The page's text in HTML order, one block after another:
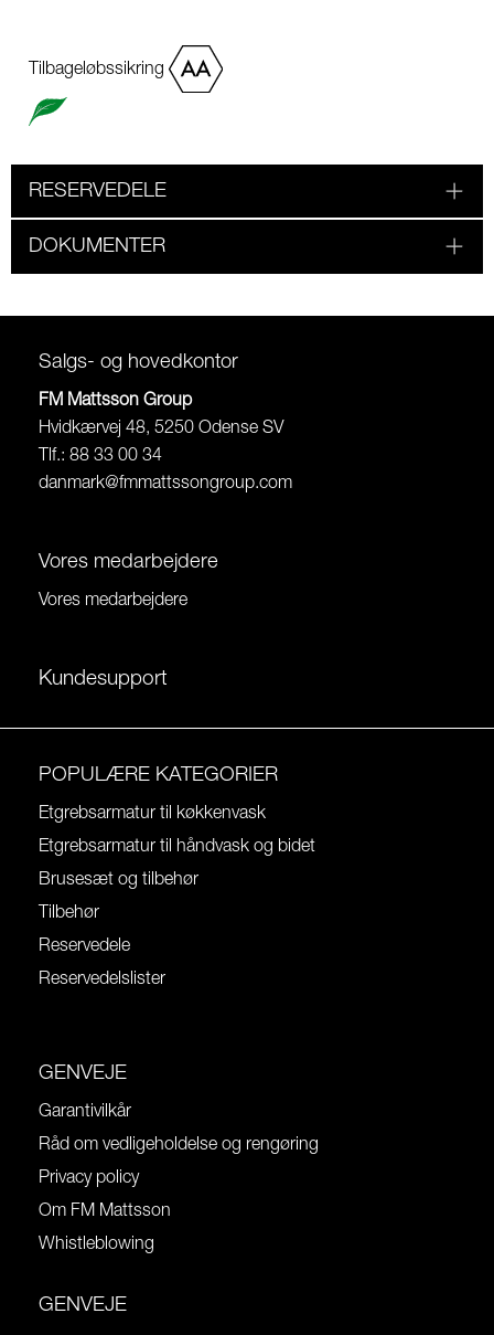
Tilbageløbssikring
RESERVEDELE
DOKUMENTER
Salgs- og hovedkontor
FM Mattsson Group
Hvidkærvej 48, 5250 Odense SV
Tlf.: 88 33 00 34
danmark@fmmattssongroup.com
Vores medarbejdere
Vores medarbejdere
Kundesupport
POPULÆRE KATEGORIER
Etgrebsarmatur til køkkenvask
Etgrebsarmatur til håndvask og bidet
Brusesæt og tilbehør
Tilbehør
Reservedele
Reservedelslister
GENVEJE
Garantivilkår
Råd om vedligeholdelse og rengøring
Privacy policy
Om FM Mattsson
Whistleblowing
GENVEJE